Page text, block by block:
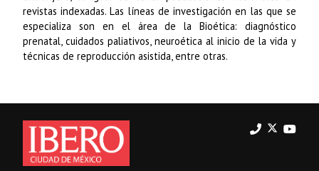
revistas indexadas. Las líneas de investigación en las que se
especializa son en el área de la Bioética: diagnóstico
prenatal, cuidados paliativos, neuroética al inicio de la vida y
técnicas de reproducción asistida, entre otras.